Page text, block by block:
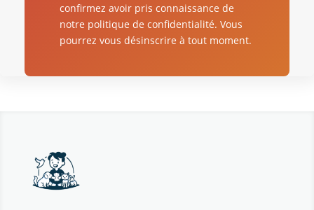
confirmez avoir pris connaissance de
notre politique de confidentialité. Vous
pourrez vous désinscrire à tout moment.